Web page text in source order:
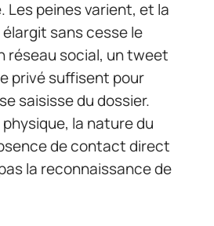
Les peines varient, et la
sans cesse le
réseau social, un tweet
privé suffisent pour
saisisse du dossier.
physique, la nature du
de contact direct
la reconnaissance de